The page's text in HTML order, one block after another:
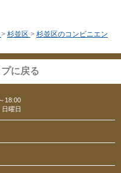
> 杉並区 > 杉並区のコンビニエン
に戻る
18:00
曜日